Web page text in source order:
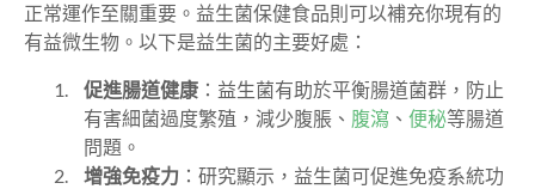
正常運作至關重要。益生菌保健食品則可以補充你現有的
有益微生物。以下是益生菌的主要好處：
促進腸道健康 ：益生菌有助於平衡腸道菌群，防止
有害細菌過度繁殖，減少腹脹、 腹瀉 、 便秘等腸道
問題。
增強免疫力 ：研究顯示，益生菌可促進免疫系統功